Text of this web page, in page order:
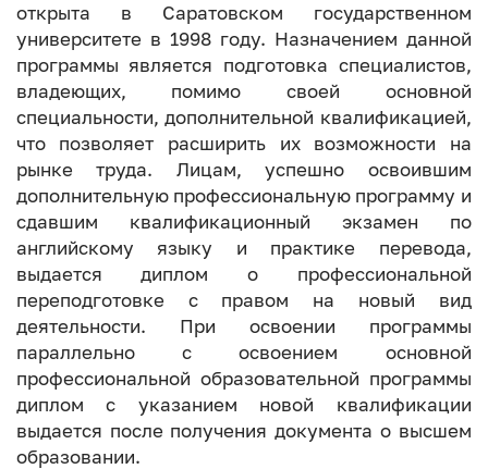
открыта в Саратовском государственном
университете в 1998 году. Назначением данной
программы является подготовка специалистов,
владеющих, помимо своей основной
специальности, дополнительной квалификацией,
что позволяет расширить их возможности на
рынке труда. Лицам, успешно освоившим
дополнительную профессиональную программу и
сдавшим квалификационный экзамен по
английскому языку и практике перевода,
выдается диплом о профессиональной
переподготовке с правом на новый вид
деятельности. При освоении программы
параллельно с освоением основной
профессиональной образовательной программы
диплом с указанием новой квалификации
выдается после получения документа о высшем
образовании.